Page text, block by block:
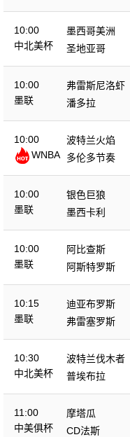
10:00
中北美杯
墨西哥美洲
圣地亚哥
10:00
墨联
弗雷斯尼洛虾
潘多拉
10:00
WNBA
波特兰火焰
多伦多节奏
10:00
墨联
银色巨狼
墨西卡利
10:00
墨联
阿比查斯
阿斯特罗斯
10:15
墨联
迪亚布罗斯
弗雷塞罗斯
10:30
中北美杯
波特兰伐木者
普埃布拉
11:00
中美俱杯
摩塔瓜
CD法斯